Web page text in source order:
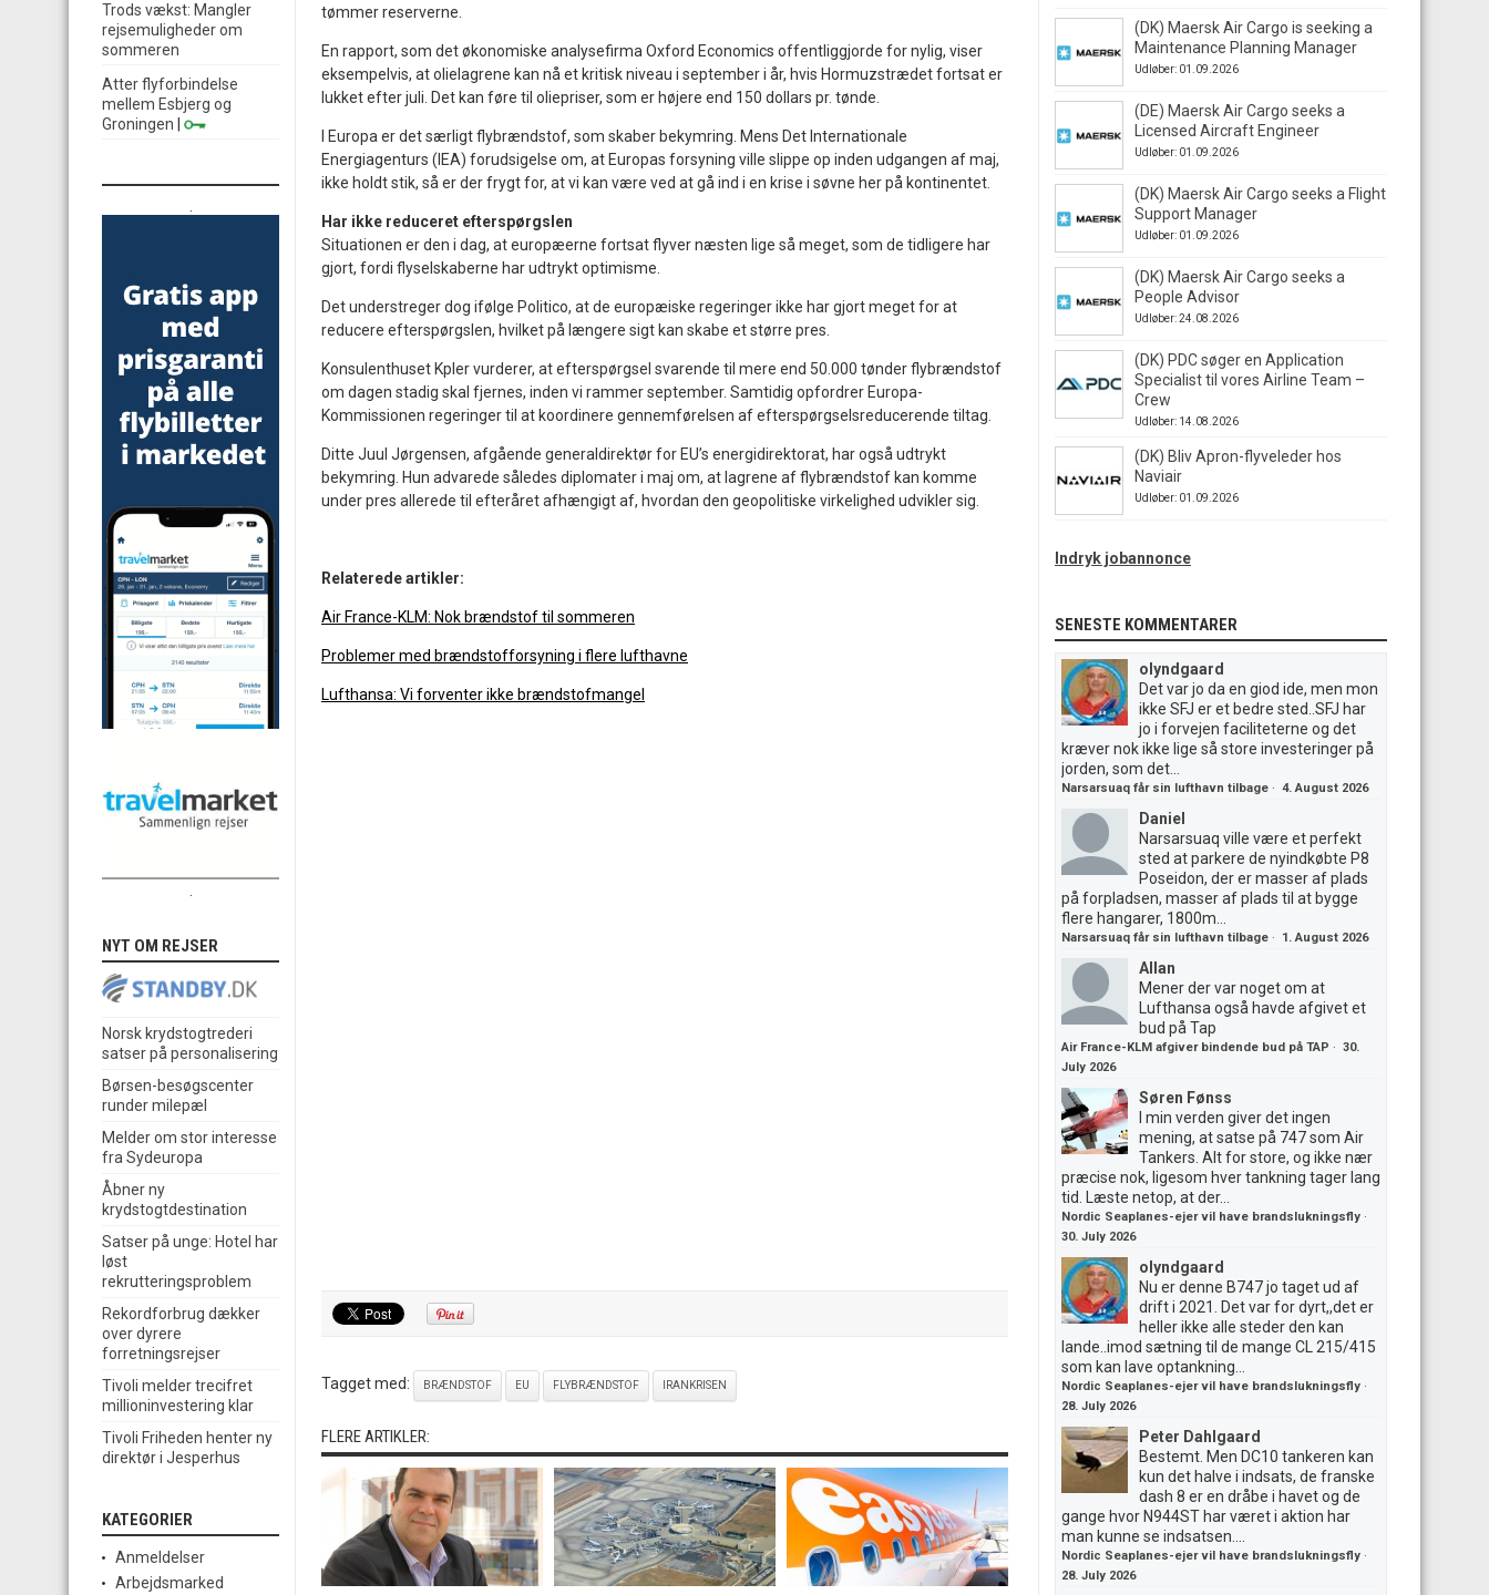
tømmer reserverne.
En rapport, som det økonomiske analysefirma Oxford Economics offentliggjorde for nylig, viser
eksempelvis, at olielagrene kan nå et kritisk niveau i september i år, hvis Hormuzstrædet fortsat er
lukket efter juli. Det kan føre til oliepriser, som er højere end 150 dollars pr. tønde.
I Europa er det særligt flybrændstof, som skaber bekymring. Mens Det Internationale
Energiagenturs (IEA) forudsigelse om, at Europas forsyning ville slippe op inden udgangen af maj,
ikke holdt stik, så er der frygt for, at vi kan være ved at gå ind i en krise i søvne her på kontinentet.
Har ikke reduceret efterspørgslen
Situationen er den i dag, at europæerne fortsat flyver næsten lige så meget, som de tidligere har
gjort, fordi flyselskaberne har udtrykt optimisme.
Det understreger dog ifølge Politico, at de europæiske regeringer ikke har gjort meget for at
reducere efterspørgslen, hvilket på længere sigt kan skabe et større pres.
Konsulenthuset Kpler vurderer, at efterspørgsel svarende til mere end 50.000 tønder flybrændstof
om dagen stadig skal fjernes, inden vi rammer september. Samtidig opfordrer Europa-
Kommissionen regeringer til at koordinere gennemførelsen af efterspørgselsreducerende tiltag.
Ditte Juul Jørgensen, afgående generaldirektør for EU’s energidirektorat, har også udtrykt
bekymring. Hun advarede således diplomater i maj om, at lagrene af flybrændstof kan komme
under pres allerede til efteråret afhængigt af, hvordan den geopolitiske virkelighed udvikler sig.
Relaterede artikler:
Air France-KLM: Nok brændstof til sommeren
Problemer med brændstofforsyning i flere lufthavne
Lufthansa: Vi forventer ikke brændstofmangel
Tagget med: BRÆNDSTOF EU FLYBRÆNDSTOF IRANKRISEN
FLERE ARTIKLER:
Trods vækst: Mangler
rejsemuligheder om
sommeren
Atter flyforbindelse
mellem Esbjerg og
Groningen
NYT OM REJSER
Norsk krydstogtrederi
satser på personalisering
Børsen-besøgscenter
runder milepæl
Melder om stor interesse
fra Sydeuropa
Åbner ny
krydstogtdestination
Satser på unge: Hotel har
løst
rekrutteringsproblem
Rekordforbrug dækker
over dyrere
forretningsrejser
Tivoli melder trecifret
millioninvestering klar
Tivoli Friheden henter ny
direktør i Jesperhus
KATEGORIER
Anmeldelser
Arbejdsmarked
(DK) Maersk Air Cargo is seeking a
Maintenance Planning Manager
Udløber: 01.09.2026
(DE) Maersk Air Cargo seeks a
Licensed Aircraft Engineer
Udløber: 01.09.2026
(DK) Maersk Air Cargo seeks a Flight
Support Manager
Udløber: 01.09.2026
(DK) Maersk Air Cargo seeks a
People Advisor
Udløber: 24.08.2026
(DK) PDC søger en Application
Specialist til vores Airline Team –
Crew
Udløber: 14.08.2026
(DK) Bliv Apron-flyveleder hos
Naviair
Udløber: 01.09.2026
Indryk jobannonce
SENESTE KOMMENTARER
olyndgaard
Det var jo da en giod ide, men mon
ikke SFJ er et bedre sted..SFJ har
jo i forvejen faciliteterne og det
kræver nok ikke lige så store investeringer på
jorden, som det...
Narsarsuaq får sin lufthavn tilbage · 4. August 2026
Daniel
Narsarsuaq ville være et perfekt
sted at parkere de nyindkøbte P8
Poseidon, der er masser af plads
på forpladsen, masser af plads til at bygge
flere hangarer, 1800m...
Narsarsuaq får sin lufthavn tilbage · 1. August 2026
Allan
Mener der var noget om at
Lufthansa også havde afgivet et
bud på Tap
Air France-KLM afgiver bindende bud på TAP · 30.
July 2026
Søren Fønss
I min verden giver det ingen
mening, at satse på 747 som Air
Tankers. Alt for store, og ikke nær
præcise nok, ligesom hver tankning tager lang
tid. Læste netop, at der...
Nordic Seaplanes-ejer vil have brandslukningsfly ·
30. July 2026
olyndgaard
Nu er denne B747 jo taget ud af
drift i 2021. Det var for dyrt,,det er
heller ikke alle steder den kan
lande..imod sætning til de mange CL 215/415
som kan lave optankning...
Nordic Seaplanes-ejer vil have brandslukningsfly ·
28. July 2026
Peter Dahlgaard
Bestemt. Men DC10 tankeren kan
kun det halve i indsats, de franske
dash 8 er en dråbe i havet og de
gange hvor N944ST har været i aktion har
man kunne se indsatsen....
Nordic Seaplanes-ejer vil have brandslukningsfly ·
28. July 2026